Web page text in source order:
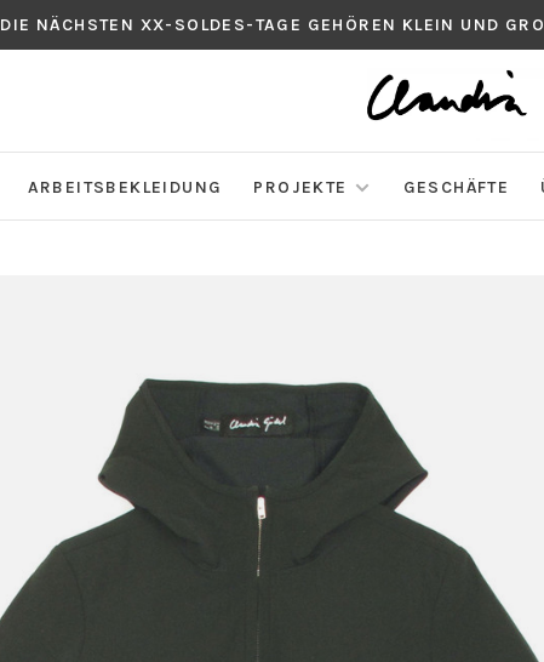
DIE NÄCHSTEN XX-SOLDES-TAGE GEHÖREN KLEIN UND
ARBEITSBEKLEIDUNG PROJEKTE GESCHÄFTE